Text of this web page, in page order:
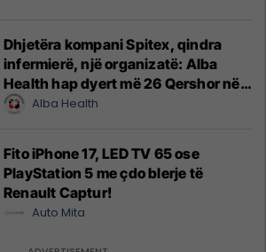
Dhjetëra kompani Spitex, qindra
infermierë, një organizatë: Alba
Health hap dyert më 26 Qershor në
CyrihAlba Health
Fito iPhone 17, LED TV 65 ose
PlayStation 5 me çdo blerje të
Renault Captur!
Auto Mita